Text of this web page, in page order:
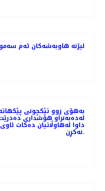
به‌هۆی زوو تێكچونی
له‌ده‌به‌نراو هۆشداری
داوا له‌هاوڵاتیان ده‌كات
نه‌كڕن.